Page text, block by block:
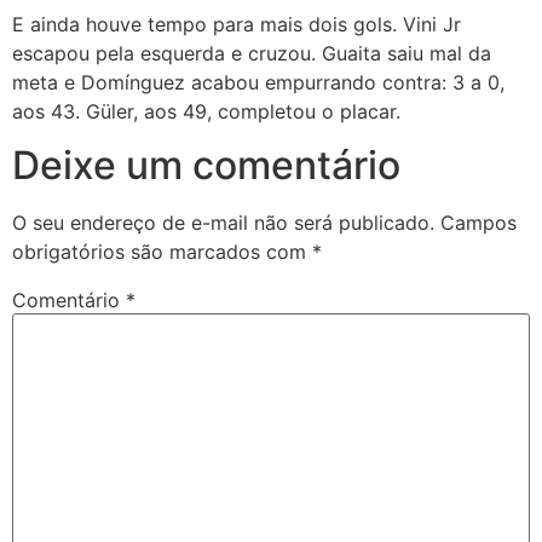
E ainda houve tempo para mais dois gols. Vini Jr
escapou pela esquerda e cruzou. Guaita saiu mal da
meta e Domínguez acabou empurrando contra: 3 a 0,
aos 43. Güler, aos 49, completou o placar.
Deixe um comentário
O seu endereço de e-mail não será publicado. Campos
obrigatórios são marcados com *
Comentário *